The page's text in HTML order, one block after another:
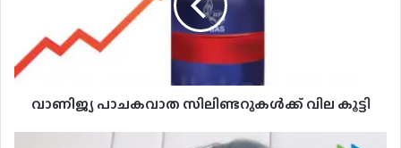
വാണിജ്യ പാചകവാത സിലിണ്ടറുകള്‍ക്ക് വില കൂട്ടി